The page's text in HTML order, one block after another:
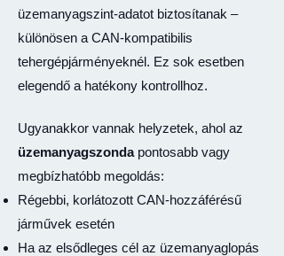
üzemanyagszint-adatot biztosítanak –
különösen a CAN-kompatibilis
tehergépjárményeknél. Ez sok esetben
elegendő a hatékony kontrollhoz.
Ugyanakkor vannak helyzetek, ahol az
üzemanyagszonda pontosabb vagy
megbízhatóbb megoldás:
Régebbi, korlátozott CAN-hozzáférésű
járművek esetén
Ha az elsődleges cél az üzemanyaglopás